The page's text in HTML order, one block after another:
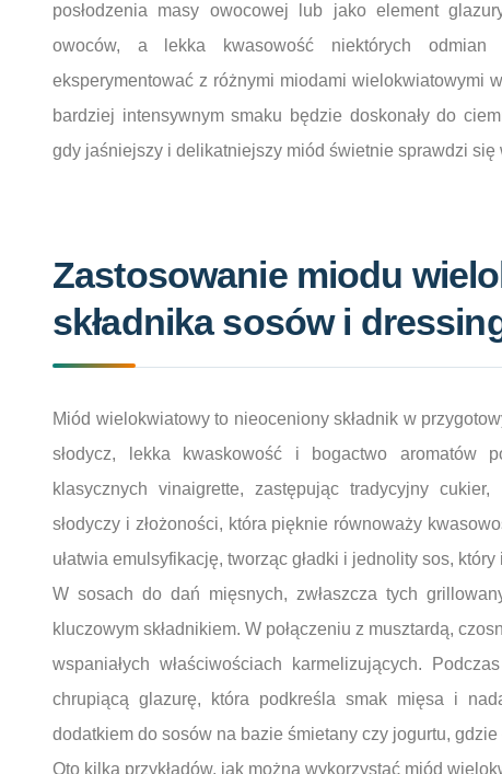
posłodzenia masy owocowej lub jako element
owoców, a lekka kwasowość niektórych
eksperymentować z różnymi miodami wielokwiatowymi
bardziej intensywnym smaku będzie doskonały do
gdy jaśniejszy i delikatniejszy miód świetnie sprawdzi
Zastosowanie miodu
składnika sosów i
Miód wielokwiatowy to nieoceniony składnik w
słodycz, lekka kwaskowość i bogactwo aromatów
klasycznych vinaigrette, zastępując tradycyjny
słodyczy i złożoności, która pięknie równoważy
ułatwia emulsyfikację, tworząc gładki i jednolity sos,
W sosach do dań mięsnych, zwłaszcza tych
kluczowym składnikiem. W połączeniu z musztardą,
wspaniałych właściwościach karmelizujących.
chrupiącą glazurę, która podkreśla smak mięsa i
dodatkiem do sosów na bazie śmietany czy jogurtu,
Oto kilka przykładów, jak można wykorzystać miód